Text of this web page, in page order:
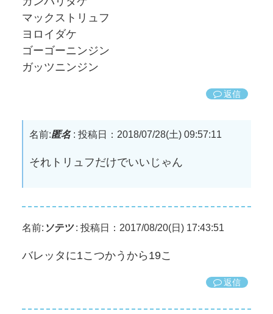
マックストリュフ
ヨロイダケ
ゴーゴーニンジン
ガッツニンジン
返信
名前:匿名: 投稿日：2018/07/28(土) 09:57:11
それトリュフだけでいいじゃん
名前: ソテツ: 投稿日：2017/08/20(日) 17:43:51
バレッタに1こつかうから19こ
返信